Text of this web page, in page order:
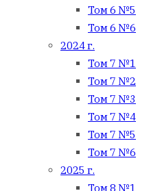
Том 6 №5
Том 6 №6
2024 г.
Том 7 №1
Том 7 №2
Том 7 №3
Том 7 №4
Том 7 №5
Том 7 №6
2025 г.
Том 8 №1